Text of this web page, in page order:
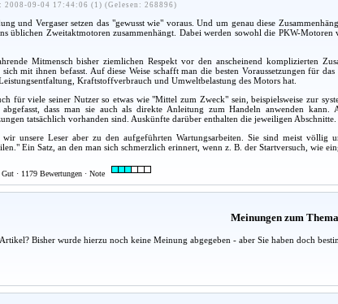
2008-09-04 17:44:06 (1) (Gelesen: 268896)
und Vergaser setzen das "gewusst wie" voraus. Und um genau diese
üblichen Zweitaktmotoren zusammenhängt. Dabei werden sowohl die PKW-
Mitmensch bisher ziemlichen Respekt vor den anscheinend komplizierten
mit ihnen befasst. Auf diese Weise schafft man die besten Voraussetzungen für
Kraftstoffverbrauch und Umweltbelastung des Motors hat.
für viele seiner Nutzer so etwas wie "Mittel zum Zweck" sein, beispielsweise zur
dass man sie auch als direkte Anleitung zum Handeln anwenden
tatsächlich vorhanden sind. Auskünfte darüber enthalten die jeweiligen Abschnitte.
wir unsere Leser aber zu den aufgeführten Wartungsarbeiten. Sie sind meist
Ein Satz, an den man sich schmerzlich erinnert, wenn z. B. der Startversuch, wie
Gut · 1179 Bewertungen · Note
Meinungen zum Thema
Bisher wurde hierzu noch keine Meinung abgegeben - aber Sie haben doch